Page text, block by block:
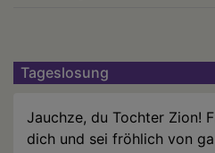
Tageslosung
Jauchze, du Tochter Zion!
dich und sei fröhlich von